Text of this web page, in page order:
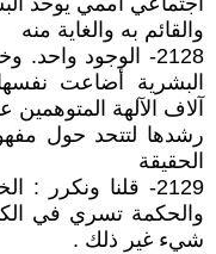
والقائم به والغاية منه
2128- الوجود
البشرية أضاعت
آلاف الآلهة المتوهمين
رشدها لتتحد حول
الحقيقة
2129- قلنا ونكرر
والحكمة تسري في
شيء غير ذلك .